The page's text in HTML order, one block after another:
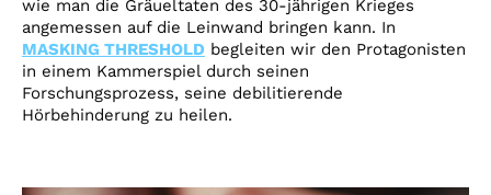
wie man die Gräueltaten des 30-jährigen Krieges
angemessen auf die Leinwand bringen kann. In
MASKING THRESHOLD begleiten wir den Protagonisten
in einem Kammerspiel durch seinen
Forschungsprozess, seine debilitierende
Hörbehinderung zu heilen.